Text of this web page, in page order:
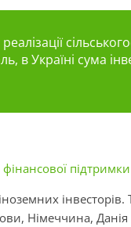
в Україні сума
Німеччина,